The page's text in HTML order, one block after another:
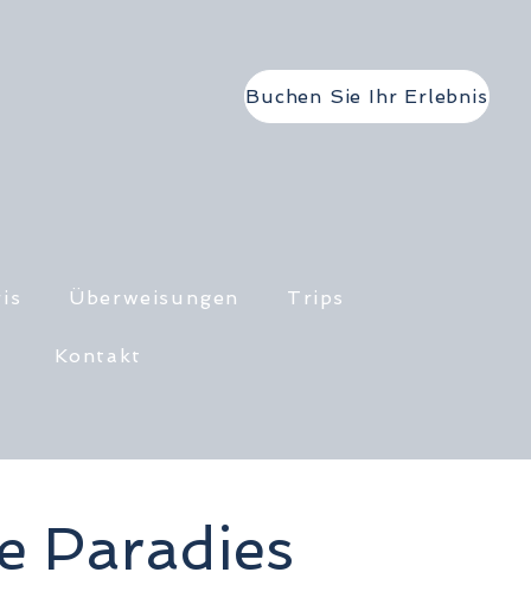
Buchen Sie Ihr Erlebnis
Überweisungen Trips
Kontakt
Paradies